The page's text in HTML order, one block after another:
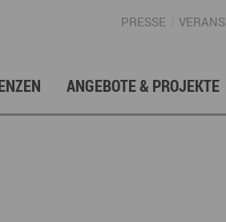
PRESSE
& Investition
ANGEBOTE & PROJEKTE